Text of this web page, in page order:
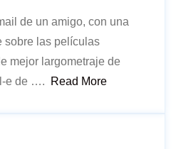
de un amigo, con una
sobre las películas
mejor largometraje de
e de ….
Read More